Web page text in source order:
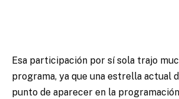
Esa participación por sí sola trajo
programa, ya que una estrella actual
punto de aparecer en la